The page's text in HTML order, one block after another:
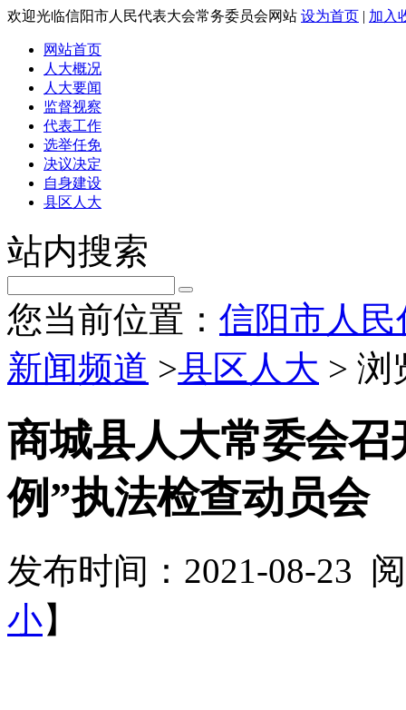
欢迎光临信阳市人民代表大会常务委员会网站 设为首页 | 加入
网站首页
人大概况
人大要闻
监督视察
代表工作
选举任免
决议决定
自身建设
县区人大
站内搜索
您当前位置： 信阳市人
新闻频道 >县区人大 > 浏
商城县人大常委会
例”执法检查动员会
发布时间：2021-08-23
小】